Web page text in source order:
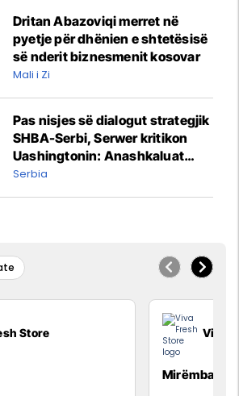
Dritan Abazoviqi merret në
pyetje për dhënien e shtetësisë
së nderit biznesmenit kosovar
Mali i Zi
Pas nisjes së dialogut strategjik
SHBA-Serbi, Serwer kritikon
Uashingtonin: Anashkaluat
Banjskën, sulmin ndaj KFOR-it
Serbia
Store Viva